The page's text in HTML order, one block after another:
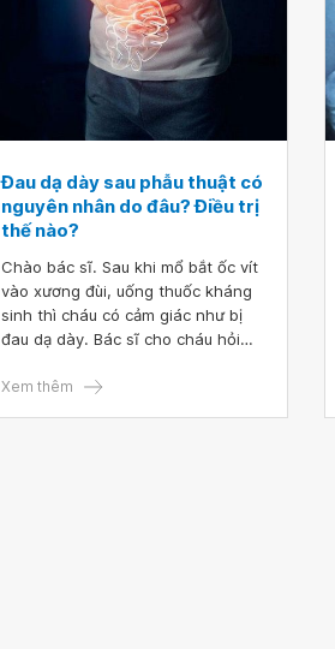
Đau dạ dày sau phẫu thuật có
nguyên nhân do đâu? Điều trị
thế nào?
Chào bác sĩ. Sau khi mổ bắt ốc vít
vào xương đùi, uống thuốc kháng
sinh thì cháu có cảm giác như bị
đau dạ dày. Bác sĩ cho cháu hỏi
do đâu vậy ạ? Cách khắc phục tình
Xem thêm